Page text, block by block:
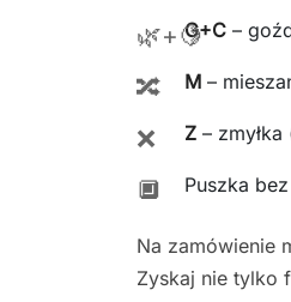
🌿+🍋G+C –
🔀 M –
❌ Z –
🔲 Puszka
Na zamówienie
Zyskaj nie tylko